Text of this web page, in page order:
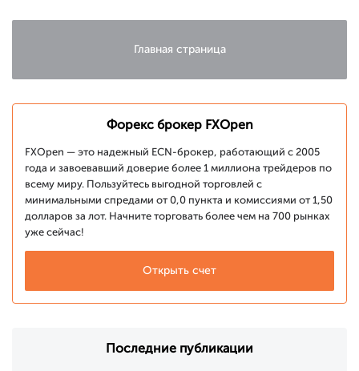
Главная страница
Форекс брокер FXOpen
FXOpen — это надежный ECN-брокер, работающий с 2005
года и завоевавший доверие более 1 миллиона трейдеров по
всему миру. Пользуйтесь выгодной торговлей с
минимальными спредами от 0,0 пункта и комиссиями от 1,50
долларов за лот. Начните торговать более чем на 700 рынках
уже сейчас!
Открыть счет
Последние публикации